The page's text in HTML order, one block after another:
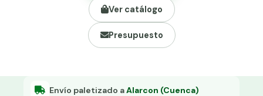
Abrazadera PVC malla H.
Grapa malla H.
Ver catálogo
Presupuesto
Envío paletizado aAlarcon (Cuenca)